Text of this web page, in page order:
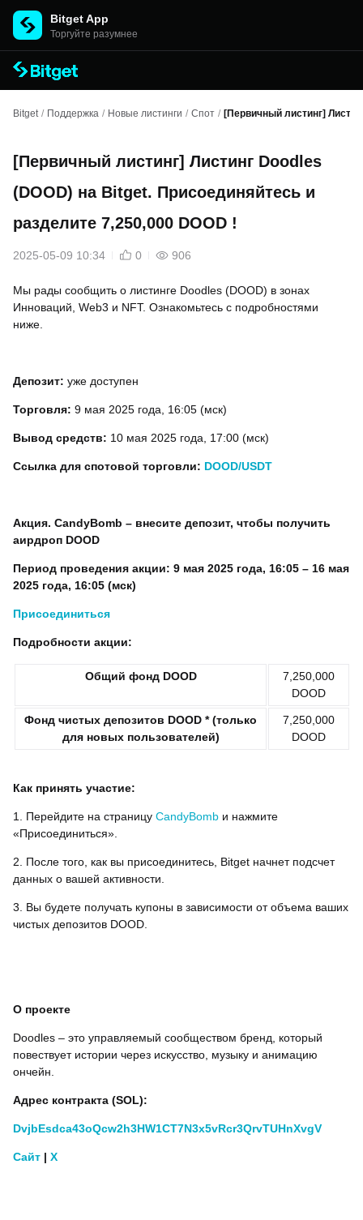
Bitget App
Торгуйте разумнее
Bitget / Поддержка / Новые листинги / Спот / [Первичный листинг]
[Первичный листинг] Листинг Doodles
(DOOD) на Bitget. Присоединяйтесь и
разделите 7,250,000 DOOD !
2025-05-09 10:34 0 906
Мы рады сообщить о листинге Doodles (DOOD) в зонах
Инноваций, Web3 и NFT. Ознакомьтесь с подробностями
ниже.
Депозит: уже доступен
Торговля: 9 мая 2025 года, 16:05 (мск)
Вывод средств: 10 мая 2025 года, 17:00 (мск)
Ссылка для спотовой торговли: DOOD/USDT
Акция. CandyBomb – внесите депозит, чтобы получить
аирдроп DOOD
Период проведения акции: 9 мая 2025 года, 16:05 – 16 мая
2025 года, 16:05 (мск)
Присоединиться
Подробности акции:
Общий фонд DOOD
7,250,000
DOOD
Фонд чистых депозитов DOOD * (только
для новых пользователей)
7,250,000
DOOD
Как принять участие:
1. Перейдите на страницу CandyBomb и нажмите
«Присоединиться».
2. После того, как вы присоединитесь, Bitget начнет подсчет
данных о вашей активности.
3. Вы будете получать купоны в зависимости от объема ваших
чистых депозитов DOOD.
О проекте
Doodles – это управляемый сообществом бренд, который
повествует истории через искусство, музыку и анимацию
ончейн.
Адрес контракта (SOL):
DvjbEsdca43oQcw2h3HW1CT7N3x5vRcr3QrvTUHnXvgV
Сайт | X